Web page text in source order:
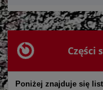
Części
Poniżej znajduje się